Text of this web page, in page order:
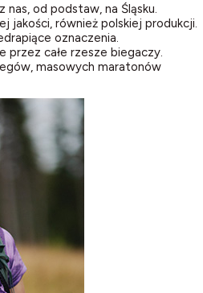
od podstaw, na Śląsku.
jakości, również polskiej produkcji.
oznaczenia.
całe rzesze biegaczy.
masowych maratonów